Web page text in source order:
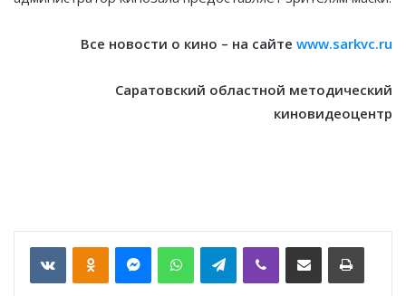
Все новости о кино – на сайте www.sarkvc.ru
Саратовский областной методический
киновидеоцентр
VKontakte WhatsApp Telegram